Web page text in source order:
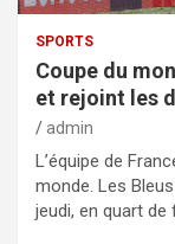
SPORTS
Coupe du
et rejoint les
admin
L’équipe de
monde. Les
jeudi, en quart de